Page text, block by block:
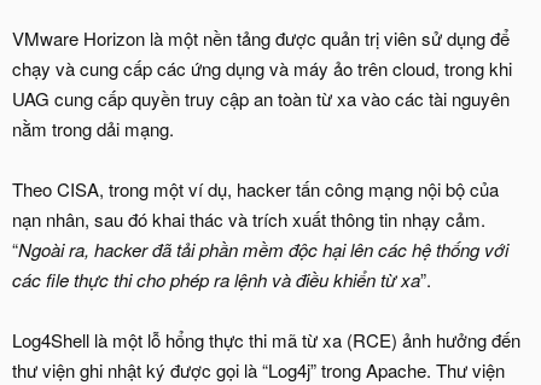
VMware Horizon là một nền tảng được quản trị viên sử dụng để
chạy và cung cấp các ứng dụng và máy ảo trên cloud, trong khi
UAG cung cấp quyền truy cập an toàn từ xa vào các tài nguyên
nằm trong dải mạng.
Theo CISA, trong một ví dụ, hacker tấn công mạng nội bộ của
nạn nhân, sau đó khai thác và trích xuất thông tin nhạy cảm.
“Ngoài ra, hacker đã tải phần mềm độc hại lên các hệ thống với
các file thực thi cho phép ra lệnh và điều khiển từ xa”.
Log4Shell là một lỗ hổng thực thi mã từ xa (RCE) ảnh hưởng đến
thư viện ghi nhật ký được gọi là “Log4j” trong Apache. Thư viện